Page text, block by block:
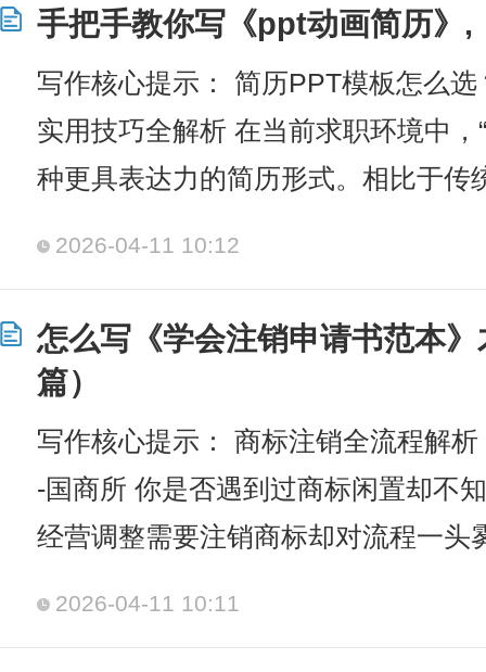
手把手教你写《ppt动画简历》,
写作核心提示： 简历PPT模板怎么
实用技巧全解析 在当前求职环境中，
种更具表达力的简历形式。相比于传
2026-04-11 10:12
怎么写《学会注销申请书范本
篇）
写作核心提示： 商标注销全流程解
-国商所 你是否遇到过商标闲置却不
经营调整需要注销商标却对流程一头
2026-04-11 10:11